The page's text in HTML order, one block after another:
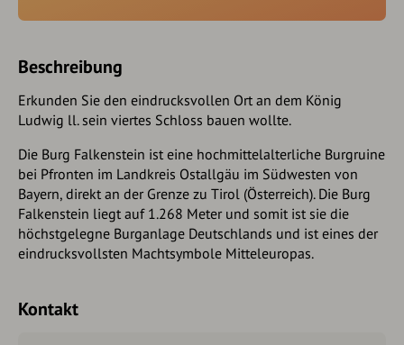
Beschreibung
Erkunden Sie den eindrucksvollen Ort an dem König
Ludwig ll. sein viertes Schloss bauen wollte.
Die Burg Falkenstein ist eine hochmittelalterliche Burgruine
bei Pfronten im Landkreis Ostallgäu im Südwesten von
Bayern, direkt an der Grenze zu Tirol (Österreich). Die Burg
Falkenstein liegt auf 1.268 Meter und somit ist sie die
höchstgelegne Burganlage Deutschlands und ist eines der
eindrucksvollsten Machtsymbole Mitteleuropas.
Kontakt